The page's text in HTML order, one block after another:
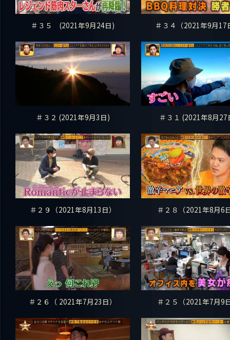
＃３５ (2021年9月24日) ＃３４（2021年9月17
＃３２ (2021年9月3日) ＃３１ (2021年8月27
＃２９（2021年8月13日） ＃２８（2021年8月6
＃２６（ 2021年7月23日） ＃２５（2021年7月9